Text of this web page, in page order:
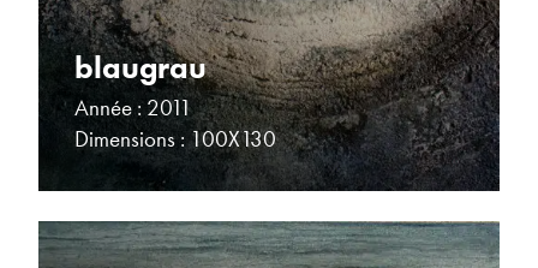
blaugrau
Année : 2011
Dimensions : 100X130